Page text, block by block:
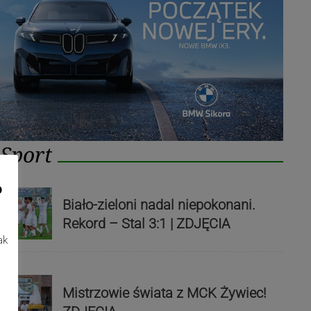
Sport
Biało-zieloni nadal niepokonani.
Rekord – Stal 3:1 | ZDJĘCIA
Mistrzowie świata z MCK Żywiec!